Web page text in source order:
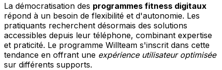
La démocratisation des programmes fitness digitaux
répond à un besoin de flexibilité et d'autonomie. Les
pratiquants recherchent désormais des solutions
accessibles depuis leur téléphone, combinant expertise
et praticité. Le programme Willteam s'inscrit dans cette
tendance en offrant une expérience utilisateur optimisée
sur différents supports.